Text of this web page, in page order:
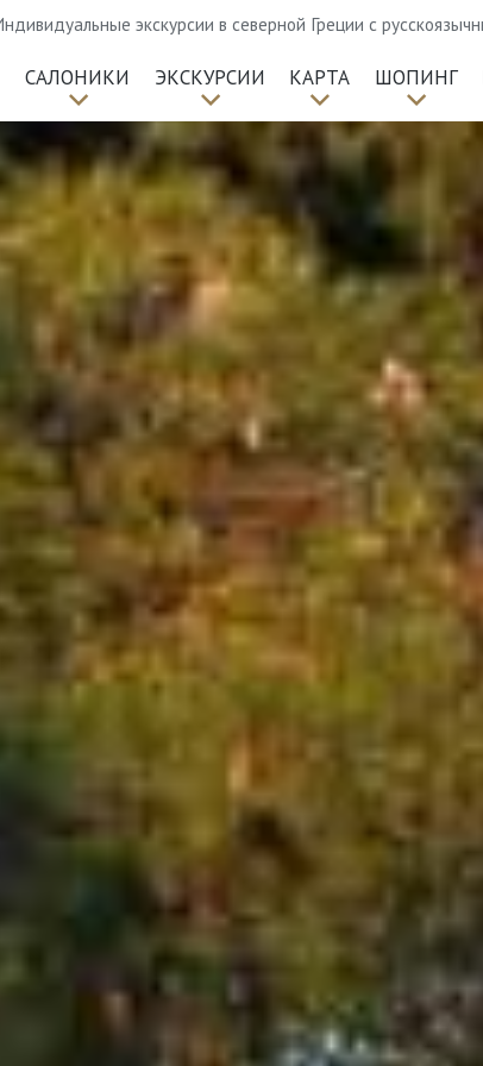
экскурсии в северной Греции с
САЛОНИКИ ЭКСКУРСИИ КАРТА ШОПИНГ